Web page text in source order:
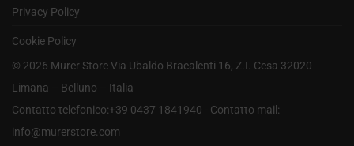
Privacy Policy
Cookie Policy
© 2026 Murer Store Via Ubaldo Bracalenti 16, Z.I. Cesa 32020
Limana – Belluno – Italia
Contatto telefonico:+39 0437 1841940 - Contatto mail:
info@murerstore.com